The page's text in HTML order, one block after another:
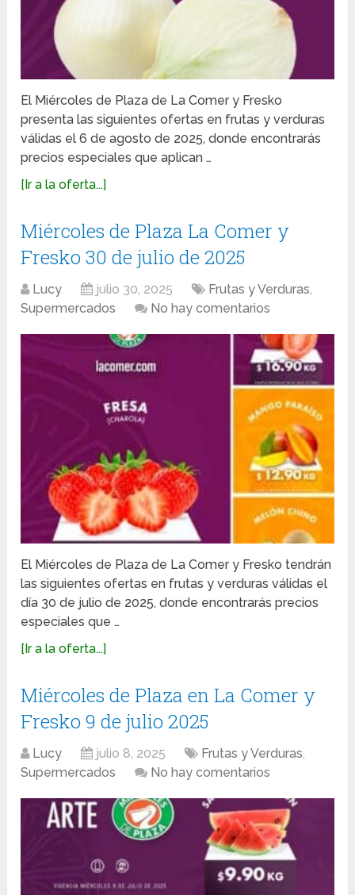
El Miércoles de Plaza de La Comer y Fresko
presenta las siguientes ofertas en frutas y verduras
válidas el 6 de agosto de 2025, donde encontrarás
precios especiales que aplican …
[Ir a la oferta...]
Miércoles de Plaza La Comer y
Fresko 30 de julio de 2025
Lucy julio 30, 2025 Frutas y Verduras,
Supermercados
No hay comentarios
El Miércoles de Plaza de La Comer y Fresko tendrán
las siguientes ofertas en frutas y verduras válidas el
día 30 de julio de 2025, donde encontrarás precios
especiales que …
[Ir a la oferta...]
Miércoles de Plaza en La Comer y
Fresko 9 de julio 2025
Lucy julio 8, 2025 Frutas y Verduras,
Supermercados
No hay comentarios